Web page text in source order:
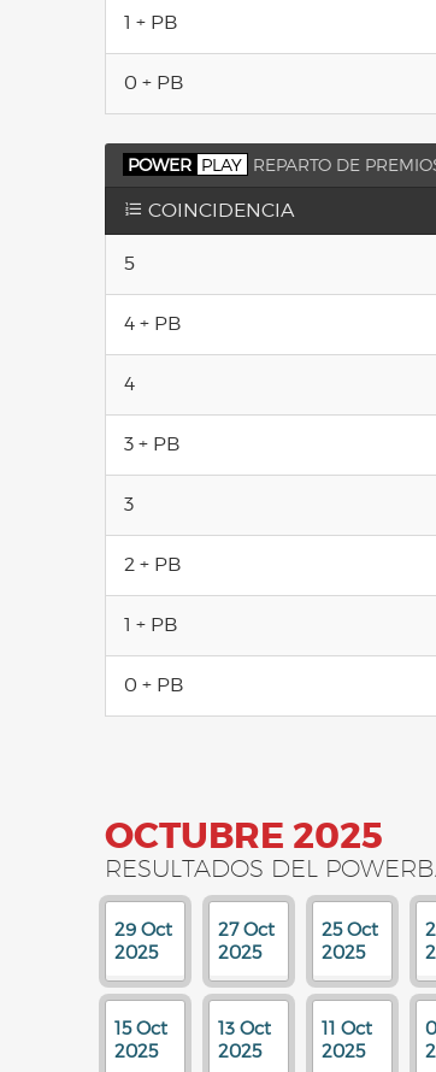
1 + PB
0 + PB
POWER PLAY REPARTO DE
COINCIDENCIA
5
4 + PB
4
3 + PB
3
2 + PB
1 + PB
0 + PB
OCTUBRE 2025
RESULTADOS DEL
29 Oct
2025
27 Oct
2025
25 Oct
2025
15 Oct
2025
13 Oct
2025
11 Oct
2025